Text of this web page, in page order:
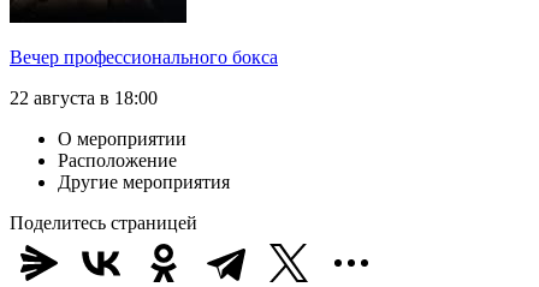
Вечер профессионального бокса
22 августа в 18:00
О мероприятии
Расположение
Другие мероприятия
Поделитесь страницей